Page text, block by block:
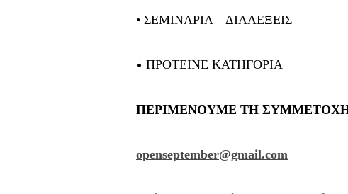
• ΣΕΜΙΝΑΡΙΑ – ΔΙΑΛΕΞΕΙΣ
• ΠΡΟΤΕΙΝΕ ΚΑΤΗΓΟΡΙΑ
ΠΕΡΙΜΕΝΟΥΜΕ ΤΗ
openseptember@gmail.com